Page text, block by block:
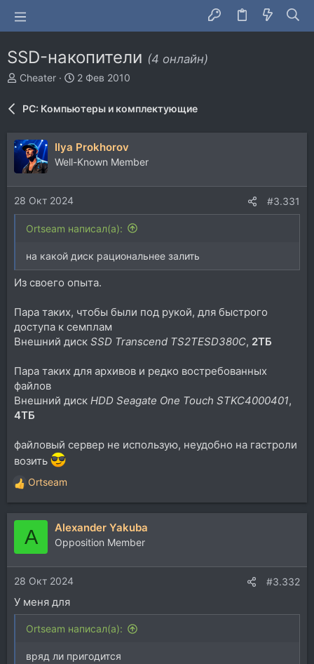
SSD-накопители (4 онлайн)
А
т
р
т
м
Cheater
Д
н
а
ч
2 Фев 2010
PC: Компьютеры и комплектующие
Ilya Prokhorov
Well-Known Member
28 Окт 2024 #3.331
Ortseam написал(а):
на какой диск рациональнее залить
Из своего опыта.
Пара таких, чтобы были под рукой, для быстрого
доступа к семплам
Внешний диск SSD Transcend TS2TESD380C, 2ТБ
Пара таких для архивов и редко востребованных
файлов
Внешний диск HDD Seagate One Touch STKC4000401,
4ТБ
файловый сервер не использую, неудобно на гастроли
возить
Р
е
а
и
и
:
Ortseam
A Alexander Yakuba
Opposition Member
28 Окт 2024 #3.332
У меня для
Ortseam написал(а):
вряд ли пригодится